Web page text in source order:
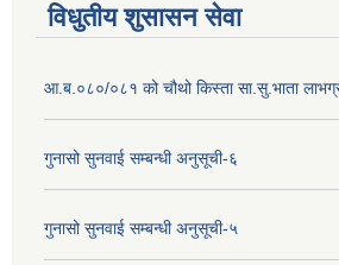
विधुतीय शुसासन सेवा
आ.ब.०८०/०८१ को चौथो किस्ता सा.सु.भाता
गुनासो सुनवाई सम्बन्धी अनुसूची-६
गुनासो सुनवाई सम्बन्धी अनुसूची-५